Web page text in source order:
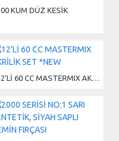
KUM DÜZ KESİK
12'Lİ 60 CC MASTERMIX AKRİLİK SET *NEW